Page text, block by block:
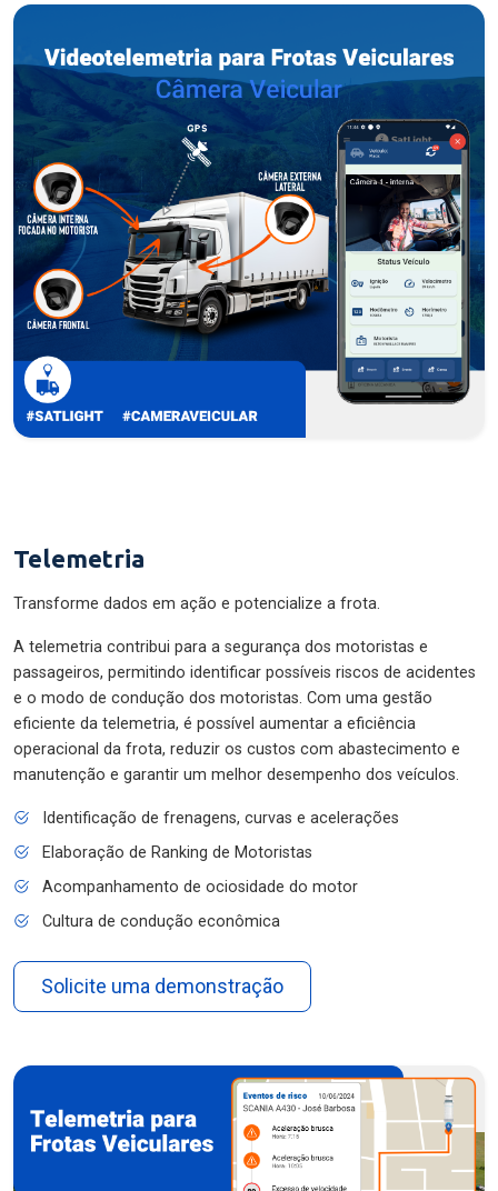
Telemetria
Transforme dados em ação e potencialize a frota.
A telemetria contribui para a segurança dos motoristas e
passageiros, permitindo identificar possíveis riscos de acidentes
e o modo de condução dos motoristas. Com uma gestão
eficiente da telemetria, é possível aumentar a eficiência
operacional da frota, reduzir os custos com abastecimento e
manutenção e garantir um melhor desempenho dos veículos.
Identificação de frenagens, curvas e acelerações
Elaboração de Ranking de Motoristas
Acompanhamento de ociosidade do motor
Cultura de condução econômica
Solicite uma demonstração